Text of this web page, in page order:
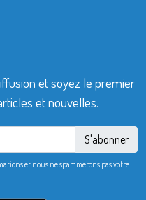
et soyez le premier
et nouvelles.
S'abonner
et nous ne spammerons pas votre